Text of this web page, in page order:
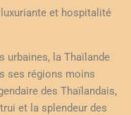
et hospitalité
urbaines, la Thaïlande
ses régions moins
des Thaïlandais,
et la splendeur des